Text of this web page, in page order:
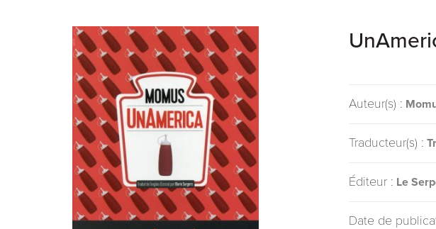
Auteur(s) :
Traducteur(s) :
Éditeur : Le
Date de